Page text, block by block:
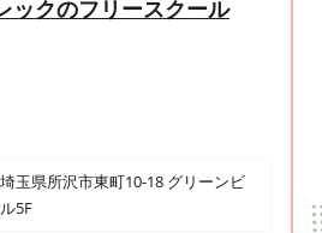
ックのフリースクール
埼玉県所沢市東町10-18 グリーンビ
ル5F